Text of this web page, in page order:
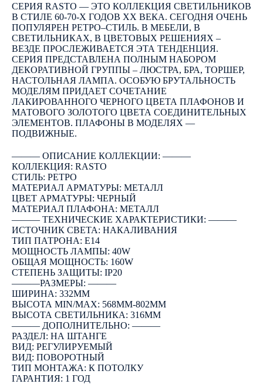
СЕРИЯ RASTO — ЭТО КОЛЛЕКЦИЯ СВЕТИЛЬНИКОВ
В СТИЛЕ 60-70-Х ГОДОВ ХХ ВЕКА. СЕГОДНЯ ОЧЕНЬ
ПОПУЛЯРЕН РЕТРО–СТИЛЬ. В МЕБЕЛИ, В
СВЕТИЛЬНИКАХ, В ЦВЕТОВЫХ РЕШЕНИЯХ –
ВЕЗДЕ ПРОСЛЕЖИВАЕТСЯ ЭТА ТЕНДЕНЦИЯ.
CЕРИЯ ПРЕДСТАВЛЕНА ПОЛНЫМ НАБОРОМ
ДЕКОРАТИВНОЙ ГРУППЫ – ЛЮСТРА, БРА, ТОРШЕР,
НАСТОЛЬНАЯ ЛАМПА. ОСОБУЮ БРУТАЛЬНОСТЬ
МОДЕЛЯМ ПРИДАЕТ СОЧЕТАНИЕ
ЛАКИРОВАННОГО ЧЕРНОГО ЦВЕТА ПЛАФОНОВ И
МАТОВОГО ЗОЛОТОГО ЦВЕТА СОЕДИНИТЕЛЬНЫХ
ЭЛЕМЕНТОВ. ПЛАФОНЫ В МОДЕЛЯХ —
ПОДВИЖНЫЕ.
――― ОПИСАНИЕ КОЛЛЕКЦИИ: ―――
КОЛЛЕКЦИЯ: RASTO
СТИЛЬ: РЕТРО
МАТЕРИАЛ АРМАТУРЫ: МЕТАЛЛ
ЦВЕТ АРМАТУРЫ: ЧЕРНЫЙ
МАТЕРИАЛ ПЛАФОНА: МЕТАЛЛ
――― ТЕХНИЧЕСКИЕ ХАРАКТЕРИСТИКИ: ―――
ИСТОЧНИК СВЕТА: НАКАЛИВАНИЯ
ТИП ПАТРОНА: E14
МОЩНОСТЬ ЛАМПЫ: 40W
ОБЩАЯ МОЩНОСТЬ: 160W
СТЕПЕНЬ ЗАЩИТЫ: IP20
―――РАЗМЕРЫ: ―――
ШИРИНА: 332ММ
ВЫСОТА MIN/MAX: 568ММ-802ММ
ВЫСОТА СВЕТИЛЬНИКА: 316ММ
――― ДОПОЛНИТЕЛЬНО: ―――
РАЗДЕЛ: НА ШТАНГЕ
ВИД: РЕГУЛИРУЕМЫЙ
ВИД: ПОВОРОТНЫЙ
ТИП МОНТАЖА: К ПОТОЛКУ
ГАРАНТИЯ: 1 ГОД